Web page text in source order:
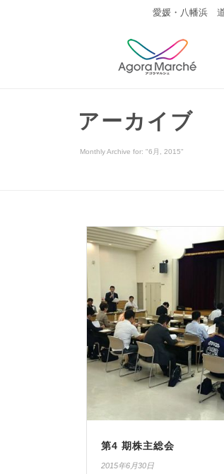
愛媛・八幡浜
アーカイブ
Monthly Archive for: "6月, 2015"
第4 期株主総会
2015年6月30日